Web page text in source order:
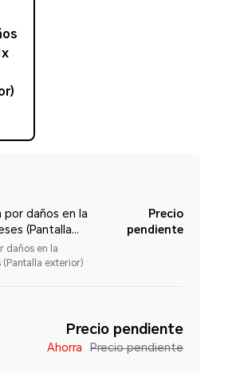
por daños en la
(Pantalla
daños en la
(Pantalla exterior)
Precio
pendiente
Precio pendiente
Ahorra Precio pendiente